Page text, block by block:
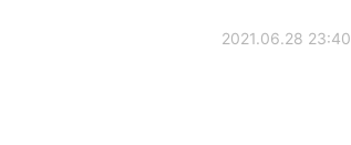
2021.06.28 23:40